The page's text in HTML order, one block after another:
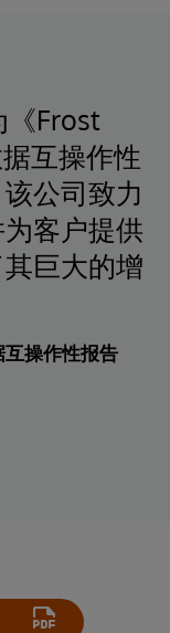
《Frost
互操作性
公司致力
客户提供
巨大的增
操作性报告